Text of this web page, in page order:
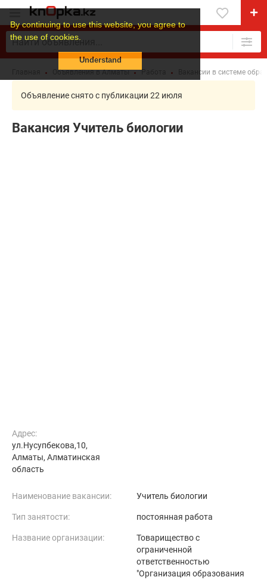
By continuing to use this website, you agree to
the use of cookies.
Understand
Объявления в Алматы Работа Вакансии в системе
Объявление снято с публикации 22 июля
Вакансия Учитель биологии
Адрес:
ул.Нусупбекова,10,
Алматы, Алматинская
область
Наименование вакансии: Учитель биологии
Тип занятости: постоянная работа
Название организации:
Товарищество с
ограниченной
ответственностью
"Организация образования